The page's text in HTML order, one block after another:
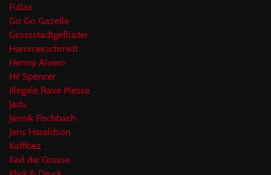
Fullax
Go Go Gazelle
Grossstadtgeflüster
Hammerschmidt
Henny Alvero
Hi! Spencer
Illegale Rave Messe
Jadu
Jannik Fischbach
Jens Haraldson
Kaffkiez
Karl die Grosse